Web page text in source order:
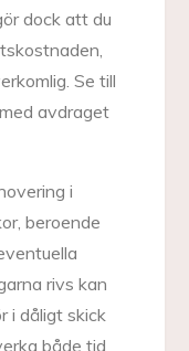
dock att du
Se till
avdraget
i
beroende
rivs kan
i dåligt skick
både tid